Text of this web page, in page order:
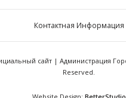
Контактная Информация
сайт | Администрация
Reserved.